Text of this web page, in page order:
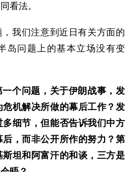
看法。
我们注意到近日有关方面的
岛问题上的基本立场没有变
个问题，关于伊朗战事，发
机解决所做的幕后工作？发
细节，但能否告诉我们中方
，而非公开所作的努力？第
坦和阿富汗的和谈，三方是